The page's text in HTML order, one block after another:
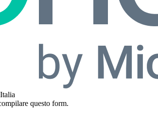
questo form.